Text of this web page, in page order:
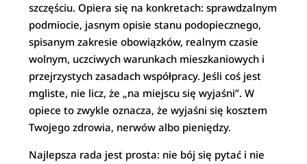
szczęściu. Opiera się na konkretach: sprawdzalnym
podmiocie, jasnym opisie stanu podopiecznego,
spisanym zakresie obowiązków, realnym czasie
wolnym, uczciwych warunkach mieszkaniowych i
przejrzystych zasadach współpracy. Jeśli coś jest
mgliste, nie licz, że „na miejscu się wyjaśni”. W
opiece to zwykle oznacza, że wyjaśni się kosztem
Twojego zdrowia, nerwów albo pieniędzy.
Najlepsza rada jest prosta: nie bój się pytać i nie